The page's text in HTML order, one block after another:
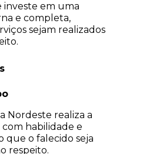
investe em uma
e completa,
sejam realizados
Nordeste realiza a
habilidade e
que o falecido seja
respeito.